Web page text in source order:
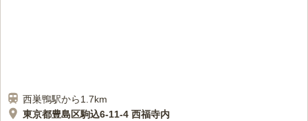
西巣鴨駅から1.7km
東京都豊島区駒込6-11-4 西福寺内